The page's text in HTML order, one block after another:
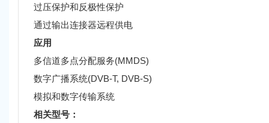
过压保护和反极性保护
通过输出连接器远程供电
应用
多信道多点分配服务(MMDS)
数字广播系统(DVB-T, DVB-S)
模拟和数字传输系统
相关型号：